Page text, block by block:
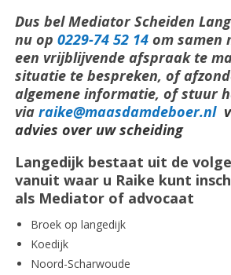
Dus bel Mediator Scheiden
nu op 0229-74 52 14om samen
een vrijblijvende afspraak te
situatie te bespreken, of
algemene informatie, of stuur
via raike@maasdamdeboer.nl
advies over uw scheiding
Langedijk bestaat uit de
vanuit waar u Raike kunt
als Mediator of advocaat
Broek op langedijk
Koedijk
Noord-Scharwoude